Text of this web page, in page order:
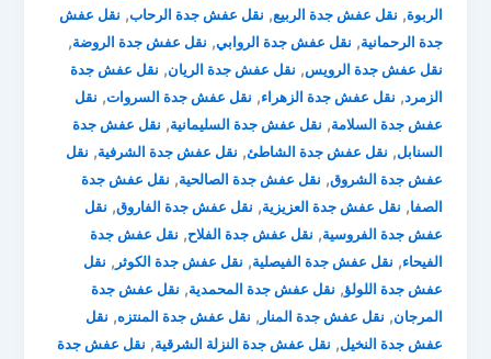
الربوة, نقل عفش جدة الربيع, نقل عفش جدة الرحاب, نقل عفش
جدة الرحمانية, نقل عفش جدة الروابي, نقل عفش جدة الروضة,
نقل عفش جدة الرويس, نقل عفش جدة الريان, نقل عفش جدة
الزمرد, نقل عفش جدة الزهراء, نقل عفش جدة السروات, نقل
عفش جدة السلامة, نقل عفش جدة السليمانية, نقل عفش جدة
السنابل, نقل عفش جدة الشاطئ, نقل عفش جدة الشرفية, نقل
عفش جدة الشروق, نقل عفش جدة الصالحية, نقل عفش جدة
الصفا, نقل عفش جدة العزيزية, نقل عفش جدة الفاروق, نقل
عفش جدة الفروسية, نقل عفش جدة الفلاح, نقل عفش جدة
الفيحاء, نقل عفش جدة الفيصلية, نقل عفش جدة الكوثر , نقل
عفش جدة اللولؤ, نقل عفش جدة المحمدية, نقل عفش جدة
المرجان, نقل عفش جدة المنار , نقل عفش جدة المنتزه, نقل
عفش جدة النخيل, نقل عفش جدة النزلة الشرقية, نقل عفش جدة